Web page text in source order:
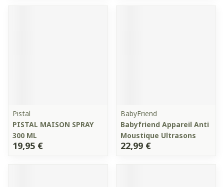
Pistal
PISTAL MAISON SPRAY
300 ML
19,95 €
BabyFriend
Babyfriend Appareil Anti
Moustique Ultrasons
22,99 €